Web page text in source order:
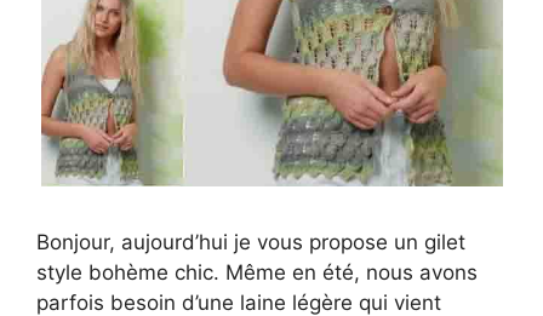
Bonjour, aujourd’hui je vous propose un gilet
style bohème chic. Même en été, nous avons
parfois besoin d’une laine légère qui vient